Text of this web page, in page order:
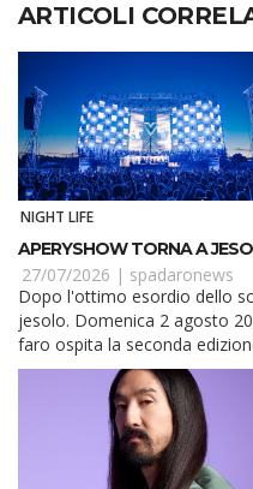
ARTICOLI
NIGHT LIFE
APERYSHOW TORNA A
27/07/2026 | spadaronews
Dopo l'ottimo esordio dello
jesolo. Domenica 2 agosto
faro ospita la seconda